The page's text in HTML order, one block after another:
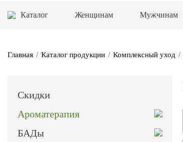
Каталог Женщинам Мужчинам
Главная Каталог продукции Комплексный уход
Скидки
Ароматерапия
БАДы